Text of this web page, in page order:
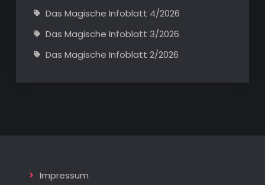
Das Magische Infoblatt 4/2026
Das Magische Infoblatt 3/2026
Das Magische Infoblatt 2/2026
Impressum